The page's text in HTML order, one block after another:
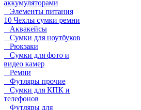
аккумуляторами
Элементы питания
10 Чехлы сумки ремни
Аквакейсы
Сумки для ноутбуков
Рюкзаки
Сумки для фото и
видео камер
Ремни
Футляры прочие
Сумки для КПК и
телефонов
Футляры для